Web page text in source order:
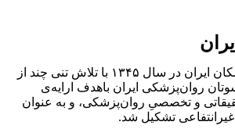
انجمن علمی روان‌پزشکان ایران در سال ۱۳۴۵ با تلاش تنی چند از
روان‌پزشکی ایران باهدف ارایه‌ی
و تخصصیِ روان‌پزشکی، و به عنوان
تشکیل شد.